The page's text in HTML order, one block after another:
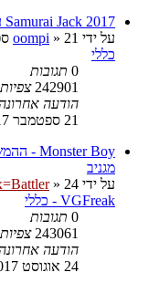
Samurai Jack 2017 עונה5 (10 פרקים)
על ידי
oompi » 21 ספטמבר 2017, 14:25
כללי
0 תגובות
242901 צפיות
הודעה
21 ספטמבר 2017, 14:25
מגניב
על ידי
» 24 אוגוסט 2017, 14:07
VGFreak - כללי
0 תגובות
243061 צפיות
הודעה
24 אוגוסט 2017, 14:07